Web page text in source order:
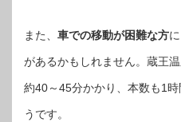
また、 車での移動が困難な方
があるかもしれません。蔵王
約40～45分かかり、本数も1
うです。